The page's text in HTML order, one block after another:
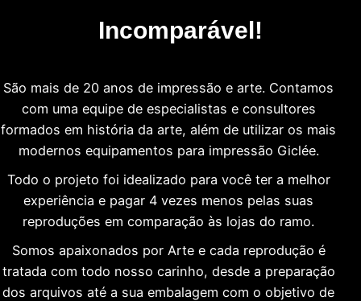
Incomparável!
São mais de 20 anos de impressão e arte. Contamos
com uma equipe de especialistas e consultores
formados em história da arte, além de utilizar os mais
modernos equipamentos para impressão Giclée.
Todo o projeto foi idealizado para você ter a melhor
experiência e pagar 4 vezes menos pelas suas
reproduções em comparação às lojas do ramo.
Somos apaixonados por Arte e cada reprodução é
tratada com todo nosso carinho, desde a preparação
dos arquivos até a sua embalagem com o objetivo de